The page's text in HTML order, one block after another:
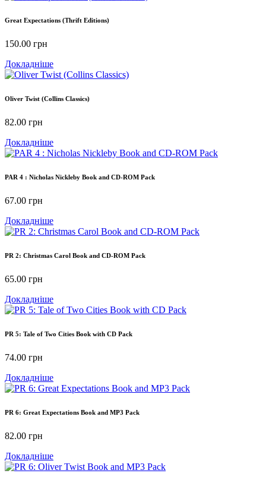
Great Expectations (Thrift Editions)
150.00 грн
Докладніше
Oliver Twist (Collins Classics)
82.00 грн
Докладніше
PAR 4 : Nicholas Nickleby Book and CD-ROM Pack
67.00 грн
Докладніше
PR 2: Christmas Carol Book and CD-ROM Pack
65.00 грн
Докладніше
PR 5: Tale of Two Cities Book with CD Pack
74.00 грн
Докладніше
PR 6: Great Expectations Book and MP3 Pack
82.00 грн
Докладніше